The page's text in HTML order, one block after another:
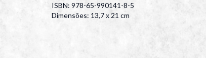
ISBN: 978-65-990141-8-5
Dimensões: 13,7 x 21 cm